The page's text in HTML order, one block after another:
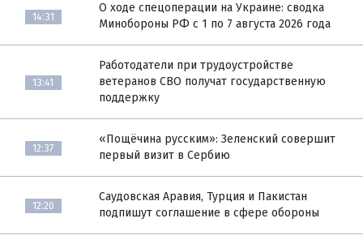
14:31
О ходе спецоперации на Украине: сводка
Минобороны РФ с 1 по 7 августа 2026 года
13:41
Работодатели при трудоустройстве
ветеранов СВО получат государственную
поддержку
12:37
«Пощёчина русским»: Зеленский совершит
первый визит в Сербию
12:20
Саудовская Аравия, Турция и Пакистан
подпишут соглашение в сфере обороны